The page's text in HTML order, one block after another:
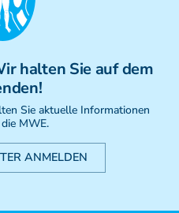
halten Sie auf dem
Sie aktuelle Informationen
MWE.
ANMELDEN